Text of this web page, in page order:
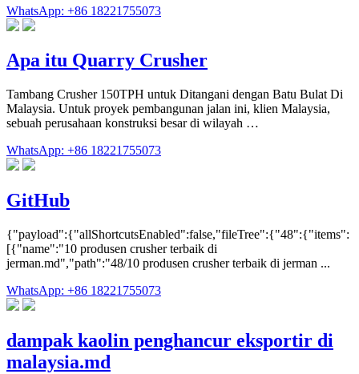
WhatsApp: +86 18221755073
Apa itu Quarry Crusher
Tambang Crusher 150TPH untuk Ditangani dengan Batu Bulat Di
Malaysia. Untuk proyek pembangunan jalan ini, klien Malaysia,
sebuah perusahaan konstruksi besar di wilayah …
WhatsApp: +86 18221755073
GitHub
{"payload":{"allShortcutsEnabled":false,"fileTree":{"48":{"items":
[{"name":"10 produsen crusher terbaik di
jerman.md","path":"48/10 produsen crusher terbaik di jerman ...
WhatsApp: +86 18221755073
dampak kaolin penghancur eksportir di
malaysia.md